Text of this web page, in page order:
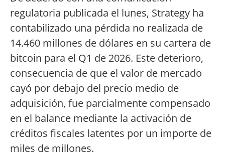
regulatoria publicada el lunes, Strategy ha
contabilizado una pérdida no realizada de
14.460 millones de dólares en su cartera de
bitcoin para el Q1 de 2026. Este deterioro,
consecuencia de que el valor de mercado
cayó por debajo del precio medio de
adquisición, fue parcialmente compensado
en el balance mediante la activación de
créditos fiscales latentes por un importe de
miles de millones.